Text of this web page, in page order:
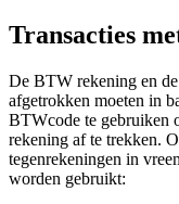
Transacties
De BTW rekening en
afgetrokken moeten in
BTWcode te gebruiken
rekening af te trekken.
tegenrekeningen in
worden gebruikt: